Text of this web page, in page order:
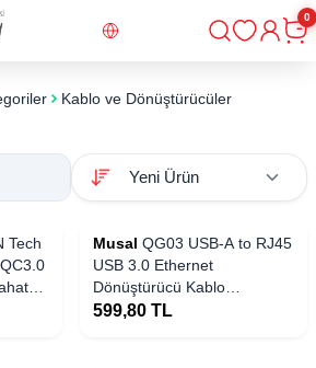
Giriş
0
Kablo ve Dönüştürücüler
Tech
Musal QG03 USB-A to RJ45
USB 3.0 Ethernet
Dönüştürücü Kablo
1000Mbps 22cm
599,80 TL